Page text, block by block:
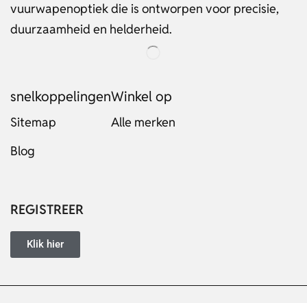
vuurwapenoptiek die is ontworpen voor precisie,
duurzaamheid en helderheid.
snelkoppelingen
Sitemap
Blog
Winkel op
Alle merken
REGISTREER
Klik hier
Portuguese